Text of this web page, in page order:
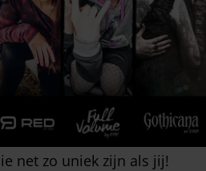
net zo uniek zijn als jij!